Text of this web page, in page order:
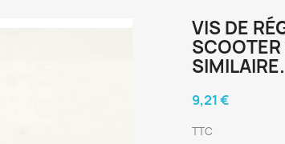
VIS DE
9,21 €
TTC